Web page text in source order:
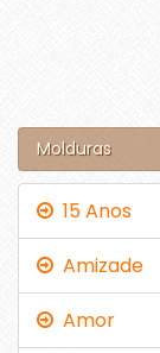
Molduras
15 Anos
Amizade
Amor